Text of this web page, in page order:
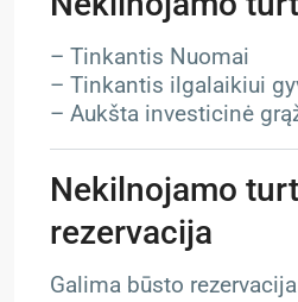
– Tinkantis Nuomai
– Tinkantis ilgalaikiui
– Aukšta investicinė
Nekilnojamo
rezervacija
Galima būsto